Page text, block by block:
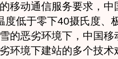
移动通信服务要求，
度低于零下40摄氏度、
的恶劣环境下，中国移
环境下建站的多个技术